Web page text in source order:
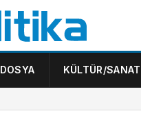
DOSYA KÜLTÜR/SANAT